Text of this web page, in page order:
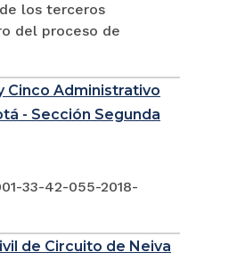
los terceros
del proceso de
Cinco Administrativo
- Sección Segunda
33-42-055-2018-
de Circuito de Neiva